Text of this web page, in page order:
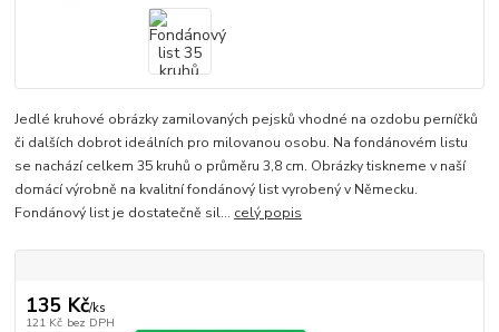
Jedlé kruhové obrázky zamilovaných pejsků vhodné na ozdobu perníčků
či dalších dobrot ideálních pro milovanou osobu. Na fondánovém listu
se nachází celkem 35 kruhů o průměru 3,8 cm. Obrázky tiskneme v naší
domácí výrobně na kvalitní fondánový list vyrobený v Německu.
Fondánový list je dostatečně sil... celý popis
135 Kč/ks
121 Kč bez DPH